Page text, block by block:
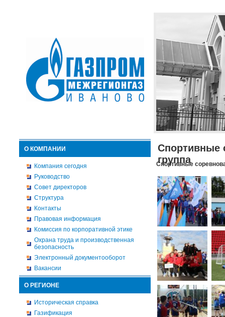
О КОМПАНИИ
Компания сегодня
Руководство
Совет директоров
Структура
Контакты
Правовая информация
Комиссия по корпоративной этике
Охрана труда и производственная
безопасность
Электронный документооборот
Вакансии
О РЕГИОНЕ
Историческая справка
Газификация
Спортивные
группа
Спортивные